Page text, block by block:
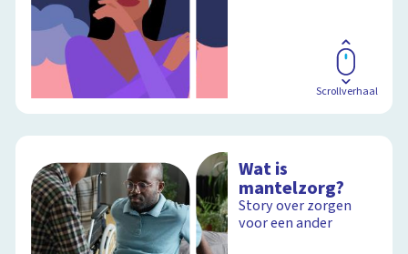
Scrollverhaal
Wat is
mantelzorg?
Story over zorgen
voor een ander